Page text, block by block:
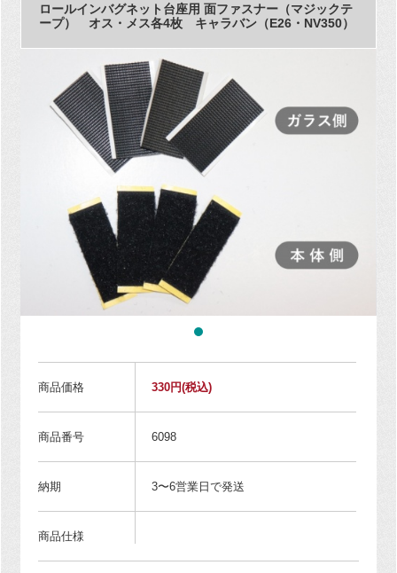
ロールインバグネット台座用 面ファスナー（マジックテ
ープ） オス・メス各4枚 キャラバン（E26・NV350）
商品価格 330円(税込)
商品番号 6098
納期 3〜6営業日で発送
商品仕様